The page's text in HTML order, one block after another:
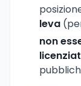
leva
non